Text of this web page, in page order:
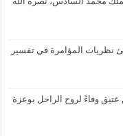
نظريات المؤامرة في تفسير
وفاءً لروح الراحل بوعزة